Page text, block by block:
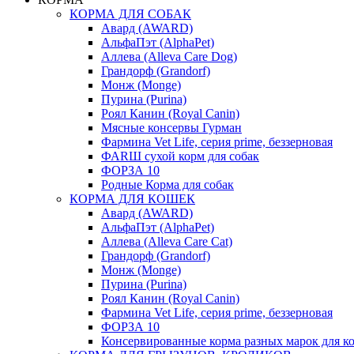
КОРМА ДЛЯ СОБАК
Авард (AWARD)
АльфаПэт (AlphaPet)
Аллева (Alleva Care Dog)
Грандорф (Grandorf)
Монж (Monge)
Пурина (Purina)
Роял Канин (Royal Canin)
Мясные консервы Гурман
Фармина Vet Life, серия prime, беззерновая
ФАRШ сухой корм для собак
ФОРЗА 10
Родные Корма для собак
КОРМА ДЛЯ КОШЕК
Авард (AWARD)
АльфаПэт (AlphaPet)
Аллева (Alleva Care Cat)
Грандорф (Grandorf)
Монж (Monge)
Пурина (Purina)
Роял Канин (Royal Canin)
Фармина Vet Life, серия prime, беззерновая
ФОРЗА 10
Консервированные корма разных марок для